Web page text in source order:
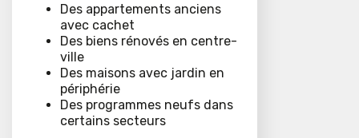
Des appartements anciens
avec cachet
Des biens rénovés en centre-
ville
Des maisons avec jardin en
périphérie
Des programmes neufs dans
certains secteurs